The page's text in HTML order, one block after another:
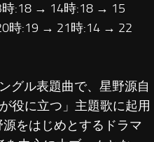
:18 → 14時:18 → 15
時:19 → 21時:14 → 22
グル表題曲で、星野源自
役に立つ」主題歌に起用
をはじめとするドラマ